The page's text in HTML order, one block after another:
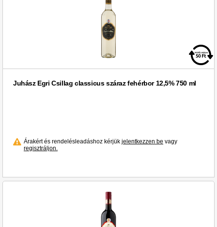
Juhász Egri Csillag classicus száraz fehérbor 12,5% 750 ml
Árakért és rendelésleadáshoz kérjük jelentkezzen be vagy
regisztráljon.